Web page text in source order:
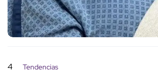
4 Tendencias